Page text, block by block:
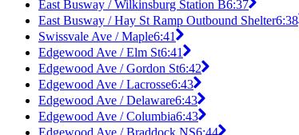
East Busway / Wilkinsburg Station B6:37
East Busway / Hay St Ramp Outbound Shelter6:38
Swissvale Ave / Maple6:41
Edgewood Ave / Elm St6:41
Edgewood Ave / Gordon St6:42
Edgewood Ave / Lacrosse6:43
Edgewood Ave / Delaware6:43
Edgewood Ave / Columbia6:43